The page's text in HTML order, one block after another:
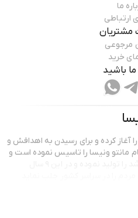
ما
ارتباطی
مشتریان
مرجوعی
خرید
ما باشید
۱۳۹۱ فعالیت خود را آغاز کرده و برای رسیدن به اهدافش و
مانتو ونیسا را تاسیس نموده است و
را در سراسر کشور جلب نماید